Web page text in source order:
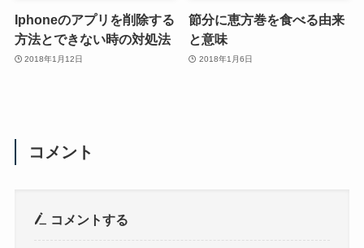
Iphoneのアプリを削除する
方法とできない時の対処法
2018年1月12日
節分に恵方巻を食べる由来
と意味
2018年1月6日
コメント
コメントする